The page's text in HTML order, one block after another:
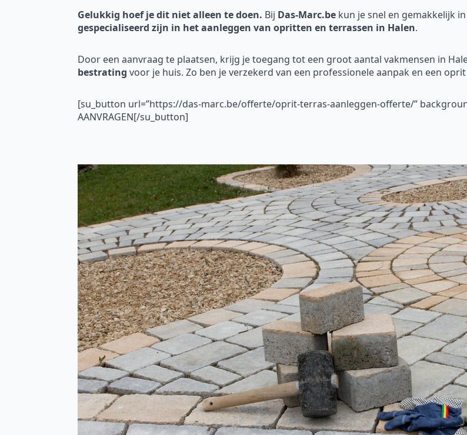
Gelukkig hoef je dit niet alleen te doen. Bij Das-Marc.be kun je snel en gemakkelijk
gespecialiseerd zijn in het aanleggen van opritten en terrassen in Halen.
Door een aanvraag te plaatsen, krijg je toegang tot een groot aantal vakmensen in
bestrating voor je huis. Zo ben je verzekerd van een professionele aanpak en een
[su_button url=”https://das-marc.be/offerte/oprit-terras-aanleggen-offerte/”
AANVRAGEN[/su_button]